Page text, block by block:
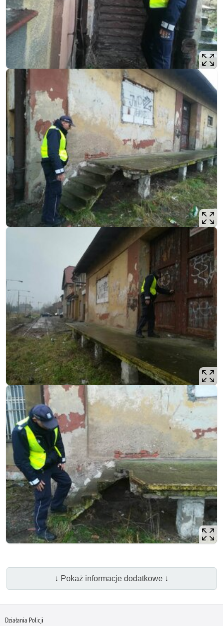
↓ Pokaż informacje dodatkowe ↓
Działania Policji